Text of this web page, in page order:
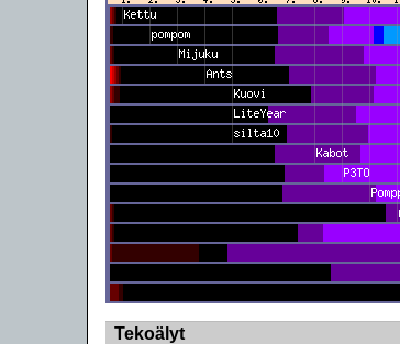
Tekoälyt